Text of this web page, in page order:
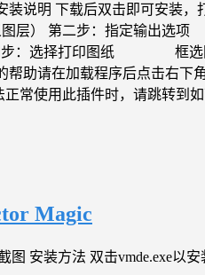
安装说明 下载后双击即可
图层） 第二步：指定输
选择打印图纸 框选图
助请在加载程序后点击右下
常使用此插件时，请跳转到
Magic
安装方法 双击vmde.exe以